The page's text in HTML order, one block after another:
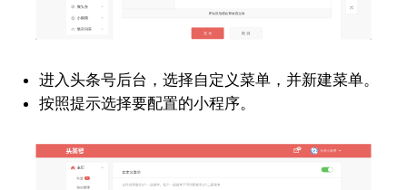
进入头条号后台，选择自定义菜单，并新建菜单。
按照提示选择要配置的小程序。